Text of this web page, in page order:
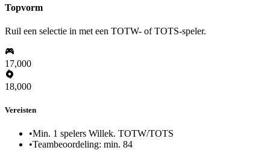
Topvorm
Ruil een selectie in met een TOTW- of TOTS-speler.
17,000
18,000
Vereisten
•Min. 1 spelers Willek. TOTW/TOTS
•Teambeoordeling: min. 84